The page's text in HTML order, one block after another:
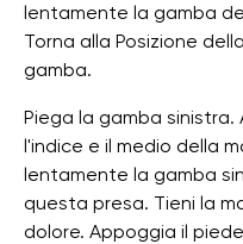
lentamente la gamba
Torna alla Posizione
gamba.
Piega la gamba sinistra.
l'indice e il medio della
lentamente la gamba
questa presa. Tieni la
dolore. Appoggia il